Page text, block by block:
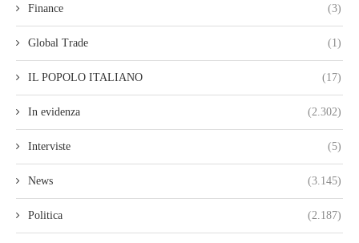
Finance (3)
Global Trade (1)
IL POPOLO ITALIANO (17)
In evidenza (2.302)
Interviste (5)
News (3.145)
Politica (2.187)